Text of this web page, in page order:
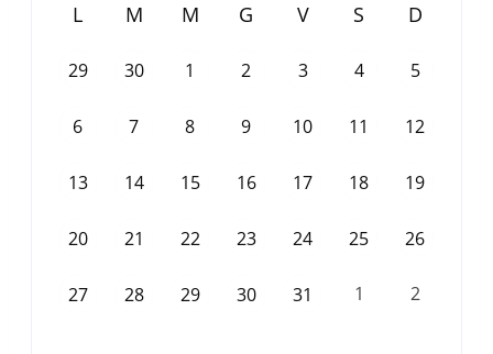
L M M G V S D
29 30 1 2 3 4 5
6 7 8 9 10 11 12
13 14 15 16 17 18 19
20 21 22 23 24 25 26
27 28 29 30 31 1 2